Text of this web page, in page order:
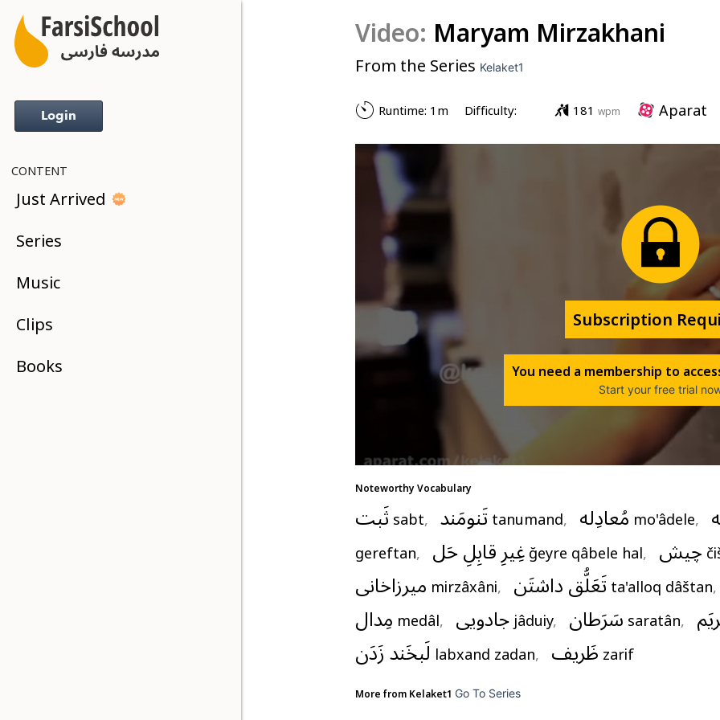
Login
CONTENT
Just Arrived
Series
Music
Clips
Books
Video: Maryam Mirzakhani
From the Series Kelaket1
Runtime: 1m Difficulty: 181 wpm Aparat
Subscription
You need a membership to
Start your free trial
Noteworthy Vocabulary
ثَبت sabt, تَنومَند tanumand, مُعادِله mo'âdele,
gereftan, غِیرِ قابِلِ حَل ğeyre qâbele hal, چیش
میرزاخانی mirzâxâni, تَعَلُّق داشتَن ta'alloq dâštan
مِدال medâl, جادویی jâduiy, سَرَطان saratân,
لَبخَند زَدَن labxand zadan, ظَریف zarif
More from Kelaket1 Go To Series